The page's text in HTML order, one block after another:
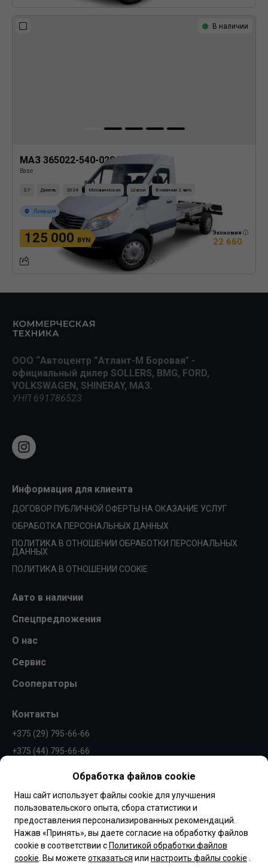
В наличии
МАЗ 365022-540-020 Шасси
Base
2.7 Дизель 2024 Механическая Шасси В наличии 2 авто
Локация
125 000 BYN
Экономия
22 660
Подробнее
ООО “Автоцентр ”Атлант-М Боровая" -
официальный дилер SOLLERS, BMG, FORD,
VOLKSWAGEN, SHINERAY, МАЗ.
УНП 691786523
Информация для клиента
ДОГОВОР ПУБЛИЧНОЙ ОФЕРТЫ НА ОКАЗАНИЕ УСЛУГ
ОБРАБОТКА ПЕРСОНАЛЬНЫХ ДАННЫХ
ПОЛИТИКА В ОТНОШЕНИИ ОБРАБОТКИ ПЕРСОНАЛЬНЫХ
ДАННЫХ
ПОЛИТИКА В ОТНОШЕНИИ COOKIE
Авто в наличии
Спецпредложения
О нас
Сервис
Сооператоры
Контакты
+375 (29) 795-66-66
+375 (44) 795-66-66
Обращаем Ваше внимание, что вся представленная на сайте
информация, касающаяся комплектаций, технических
характеристик, цветовых сочетаний, а также стоимости
автомобилей и сервисного обслуживания носит
информационный характер и не является публичной
офертой, определяемой п.2 ст.407 Гражданского кодекса
Республики Беларусь.
Обработка файлов cookie
Наш сайт использует файлы cookie для улучшения
пользовательского опыта, сбора статистики и
предоставления персонализированных рекомендаций.
Нажав «Принять», вы даете согласие на обработку файлов
cookie в соответствии с Политикой обработки файлов
cookie . Вы можете отказаться или настроить файлы cookie